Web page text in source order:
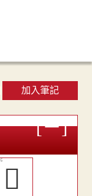
加入筆記
𡅚